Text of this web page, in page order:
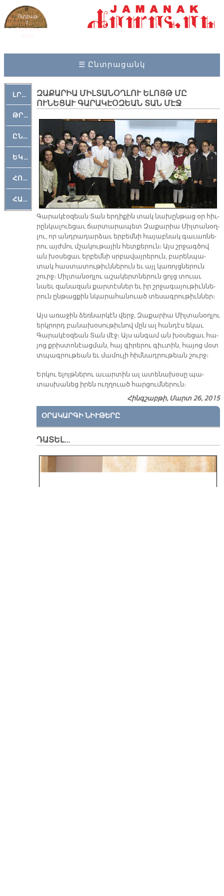
Ուրբաթ
7,
Օգոստոս
☰ Ընտրացանկ
ԼՐԱՀՈՍ
ԹՐՔԱՀԱՅ ԿԵԱՆՔ
ԸՆԿԵՐԱՄՇԱԿՈՒԹԱՅԻՆ
ԵԿԵՂԵՑԱԿԱՆ
ՀՈԳԵՄՏԱՒՈՐ
ՀԱՐԹԱԿ
ԶԱՔԱՐԻԱ ՄԻԼՏԱՆՕՂԼՈՒ ԵԼՈՅԹ ՄԸ
ՈՒՆԵՑԱՒ ԳԱՐԱԿԷՕԶԵԱՆ ՏԱՆ ՄԷՋ
Գա­րա­կէօ­զեան Տան եր­դի­քին տակ նա­խըն­թաց օր հիւ­
րըն­կա­լուե­ցաւ ճար­տա­րա­պետ Զա­քա­րիա Միլ­տա­նօղ­
լու, որ անդ­րա­դար­ձաւ եր­բեմ­նի հա­յաբ­նակ գա­ւառ­նե­
րու այժ­մու մշա­կու­թա­յին հետ­քե­րուն։ Այս շրջագ­ծով
ան խօ­սե­ցաւ եր­բեմ­նի սրբա­վայ­րե­րուն, բա­րեն­պա­
տակ հաս­տա­տու­թիւն­նե­րուն եւ այլ կա­ռոյց­նե­րուն
շուրջ։ Միլ­տա­նօղ­լու ա­շա­կերտ­նե­րուն ցոյց տուաւ
նաեւ զա­նա­զան քար­տէս­ներ եւ իր շրջա­գա­յու­թիւն­նե­
րուն ըն­թաց­քին նկա­րա­հա­նուած տե­սագ­րու­թիւն­ներ։
Այս ա­ռա­ջին ձեռ­նար­կէն վերջ, Զաքարիա Միլ­տա­նօղ­լու
երկ­րորդ բա­նա­խօ­սու­թիւ­նով մըն ալ հան­դէս ե­կաւ
Գարակէօզեան Տան մէջ։ Այս ան­գամ ան խօ­սե­ցաւ հա­
յոց քրիս­տո­նէաց­ման, հայ գի­րե­րու գիւ­տին, հա­յոց մօտ
տպագ­րու­թեան եւ մա­մու­լի հիմ­նադ­րու­թեան շուրջ։
Եր­կու ե­լոյթ­նե­րու ա­ւար­տին ալ ա­տե­նա­խօ­սը պա­
տաս­խա­նեց ի­րեն ուղ­ղուած հար­ցում­նե­րուն։
Հինգշաբթի, Մարտ 26, 2015
ՕՐԱԿԱՐԳԻ ՆԻՒԹԵՐԸ
ԴԱՏԵԼ…